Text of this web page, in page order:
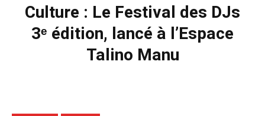
Culture : Le Festival des DJs
3ᵉ édition, lancé à l’Espace
Talino Manu